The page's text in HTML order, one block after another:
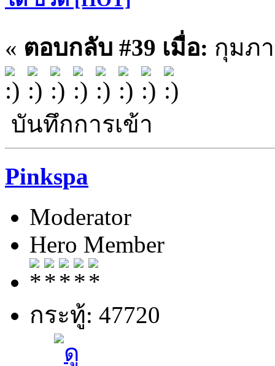
« ตอบกลับ #39 เมื่อ: กุมภา
บันทึกการเข้า
Pinkspa
Moderator
Hero Member
กระทู้: 47720